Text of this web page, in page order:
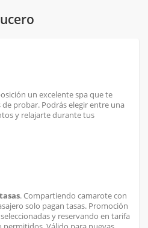
un excelente spa que te
probar. Podrás elegir entre una
y relajarte durante tus
. Compartiendo camarote con
solo pagan tasas. Promoción
y reservando en tarifa